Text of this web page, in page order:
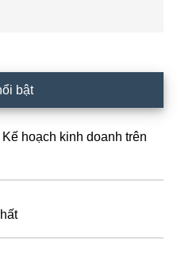
bật
hoạch kinh doanh trên